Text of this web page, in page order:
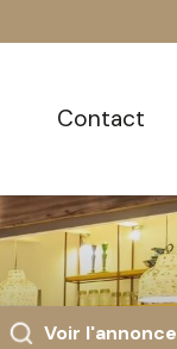
contact
Voir l'annonce